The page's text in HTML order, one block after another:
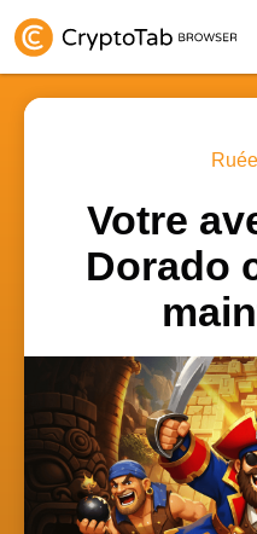
Votre
Dorado